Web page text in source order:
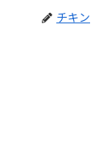
チキン